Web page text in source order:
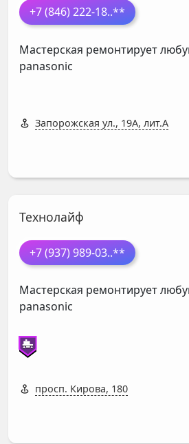
+7 (846) 222-18..**
Мастерская ремонтирует
panasonic
Запорожская ул., 19А, лит.А
Технолайф
+7 (937) 989-03..**
Мастерская ремонтирует
panasonic
просп. Кирова, 180